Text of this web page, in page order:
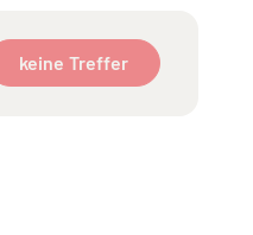
keine Treffer